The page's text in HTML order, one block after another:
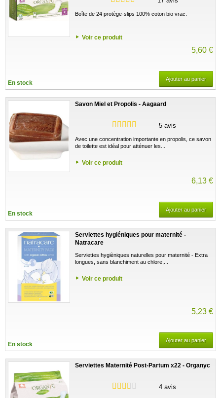
Boîte de 24 protège-slips 100% coton bio vrac.
Voir ce produit
5,60 €
En stock
Ajouter au panier
Savon Miel et Propolis - Aagaard
5 avis
Avec une concentration importante en propolis, ce savon
de toilette est idéal pour atténuer les...
Voir ce produit
6,13 €
En stock
Ajouter au panier
Serviettes hygiéniques pour maternité -
Natracare
Serviettes hygièniques naturelles pour maternité - Extra
longues, sans blanchiment au chlore,...
Voir ce produit
5,23 €
En stock
Ajouter au panier
Serviettes Maternité Post-Partum x22 - Organyc
4 avis